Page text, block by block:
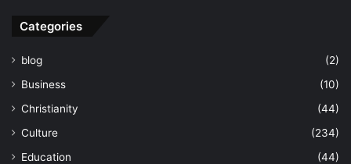
Categories
blog
(2)
Business
(10)
Christianity
(44)
Culture
(234)
Education
(44)